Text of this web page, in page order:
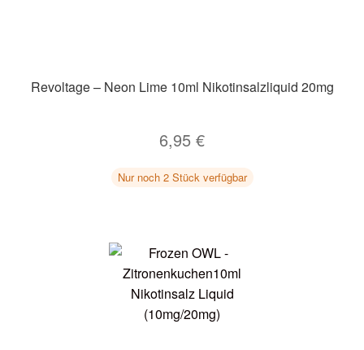
Revoltage – Neon Lime 10ml Nikotinsalzliquid 20mg
6,95 €
Nur noch 2 Stück verfügbar